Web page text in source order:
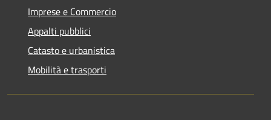
Imprese e Commercio
Appalti pubblici
Catasto e urbanistica
Mobilità e trasporti